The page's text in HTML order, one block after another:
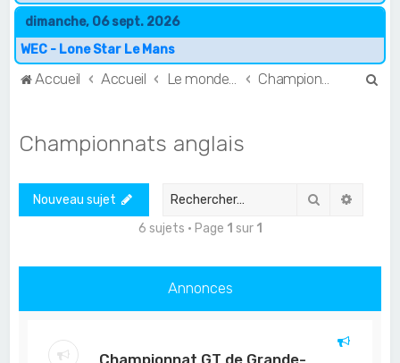
dimanche, 06 sept. 2026
WEC - Lone Star Le Mans
Accueil Accueil
Championnats anglais
Nouveau sujet Rechercher
6 sujets • Page 1 sur 1
Annonces
Championnat GT de Grande-